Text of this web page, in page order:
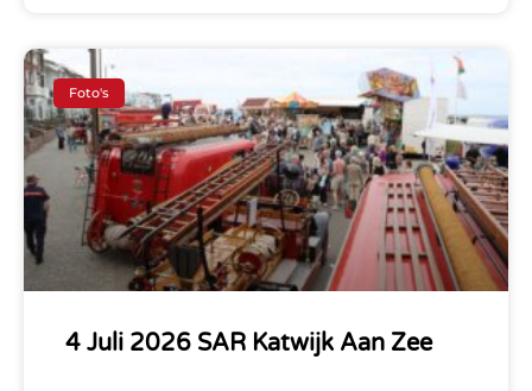
Foto's
4 Juli 2026 SAR Katwijk Aan Zee